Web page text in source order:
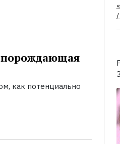
порождающая
как потенциально
/